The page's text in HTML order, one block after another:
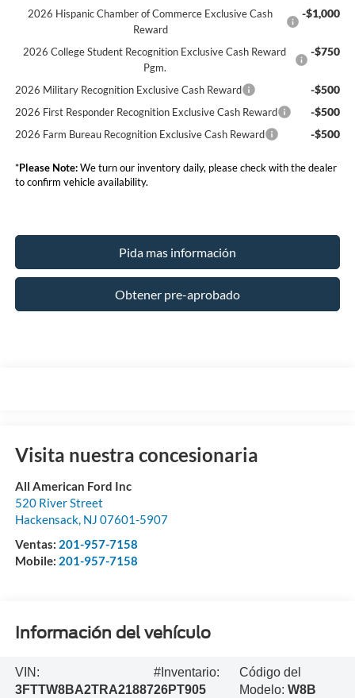
2026 Hispanic Chamber of Commerce Exclusive Cash
Reward
-$1,000
2026 College Student Recognition Exclusive Cash Reward
Pgm.
-$750
2026 Military Recognition Exclusive Cash Reward -$500
2026 First Responder Recognition Exclusive Cash Reward -$500
2026 Farm Bureau Recognition Exclusive Cash Reward -$500
*Please Note:We turn our inventory daily, please check with the dealer
to confirm vehicle availability.
Pida mas información
Obtener pre-aprobado
Visita nuestra concesionaria
All American Ford Inc
520 River Street
Hackensack, NJ 07601-5907
Ventas: 201-957-7158
Mobile: 201-957-7158
Información del vehículo
VIN:
3FTTW8BA2TRA21887
#Inventario:
26PT905
Código del
Modelo:W8B